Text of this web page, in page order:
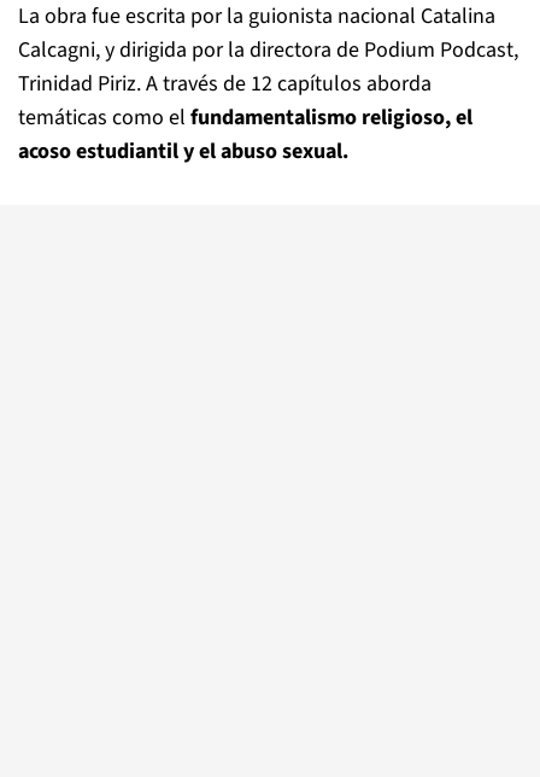
La obra fue escrita por la guionista nacional Catalina
Calcagni, y dirigida por la directora de Podium Podcast,
Trinidad Piriz. A través de 12 capítulos aborda
temáticas como el fundamentalismo religioso, el
acoso estudiantil y el abuso sexual.